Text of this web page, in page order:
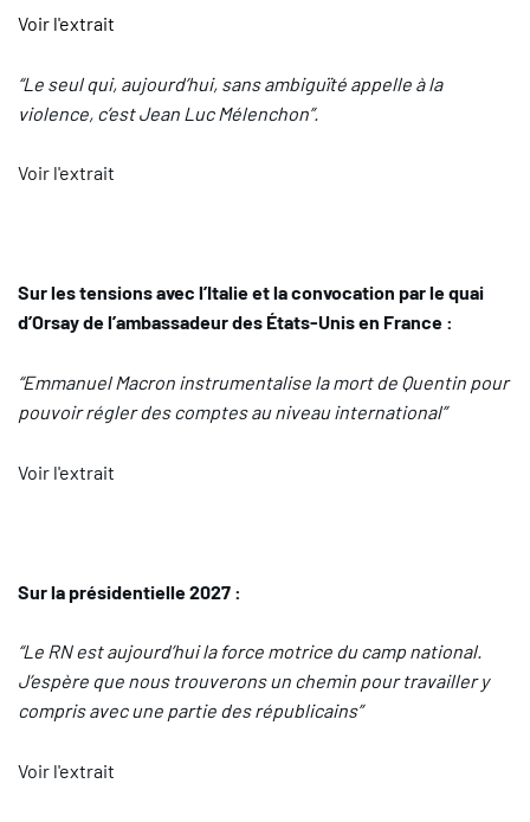
Voir l'extrait
“Le seul qui, aujourd’hui, sans ambiguïté appelle à la
violence, c’est Jean Luc Mélenchon”.
Voir l'extrait
Sur les tensions avec l’Italie et la convocation par le quai
d’Orsay de l’ambassadeur des États-Unis en France :
“Emmanuel Macron instrumentalise la mort de Quentin pour
pouvoir régler des comptes au niveau international”
Voir l'extrait
Sur la présidentielle 2027 :
“Le RN est aujourd’hui la force motrice du camp national.
J’espère que nous trouverons un chemin pour travailler y
compris avec une partie des républicains”
Voir l'extrait